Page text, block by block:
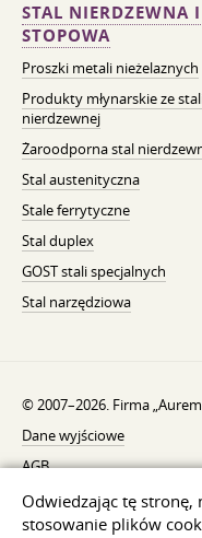
Odwiedzając tę ​​stronę,
stosowanie plików
STAL NIERDZEWNA I
STOPOWA
Proszki metali nieżelaznych
Produkty młynarskie ze
nierdzewnej
Żaroodporna stal
Stal austenityczna
Stale ferrytyczne
Stal duplex
GOST stali specjalnych
Stal narzędziowa
© 2007–2026. Firma
Dane wyjściowe
AGB
Powiadomienie o
Ochrona danych